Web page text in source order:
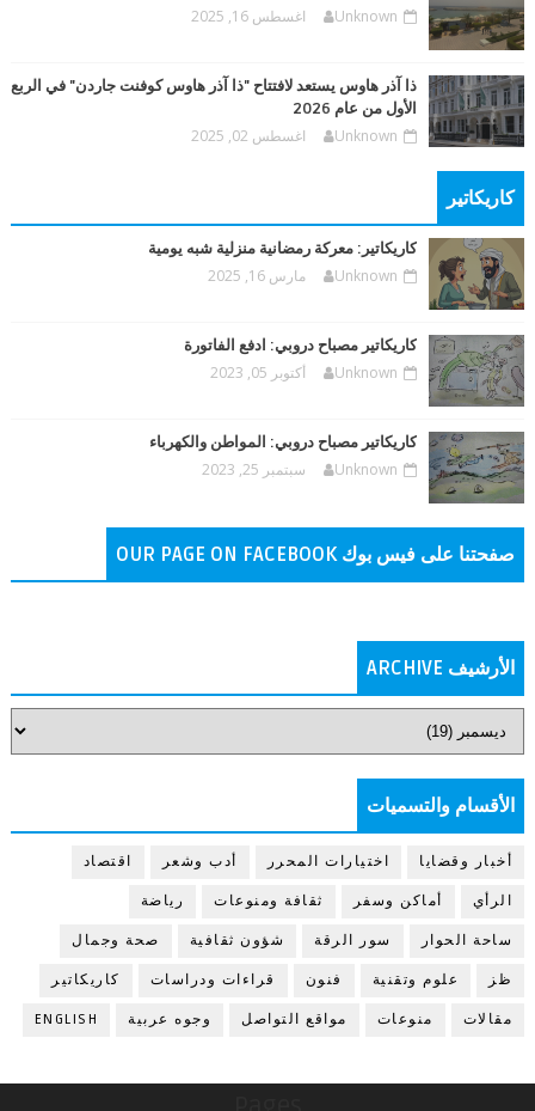
Unknown اغسطس 16, 2025
ذا آذر هاوس يستعد لافتتاح "ذا آذر هاوس كوفنت جاردن" في الربع
الأول من عام 2026
Unknown اغسطس 02, 2025
كاريكاتير
كاريكاتير: معركة رمضانية منزلية شبه يومية
Unknown مارس 16, 2025
كاريكاتير مصباح دروبي: ادفع الفاتورة
Unknown أكتوبر 05, 2023
كاريكاتير مصباح دروبي: المواطن والكهرباء
Unknown سبتمبر 25, 2023
صفحتنا على فيس بوك OUR PAGE ON FACEBOOK
الأرشيف ARCHIVE
الأقسام والتسميات
أخبار وقضايا اختيارات المحرر أدب وشعر اقتصاد
الرأي أماكن وسفر ثقافة ومنوعات رياضة
ساحة الحوار سور الرقة شؤون ثقافية صحة وجمال
ظز علوم وتقنية فنون قراءات ودراسات كاريكاتير
مقالات منوعات مواقع التواصل وجوه عربية ENGLISH